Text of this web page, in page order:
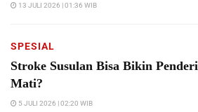
13 JULI 2026 | 01:36 WIB
SPESIAL
Stroke Susulan Bisa Bikin
Mati?
5 JULI 2026 | 02:20 WIB